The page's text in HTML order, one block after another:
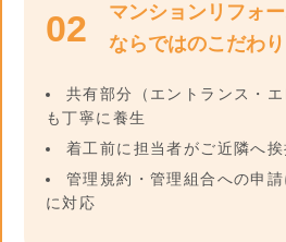
02
マンションリフォ
ならではのこだわり
共有部分（エントランス・エ
も丁寧に養生
着工前に担当者がご近隣へ挨
管理規約・管理組合への申
に対応